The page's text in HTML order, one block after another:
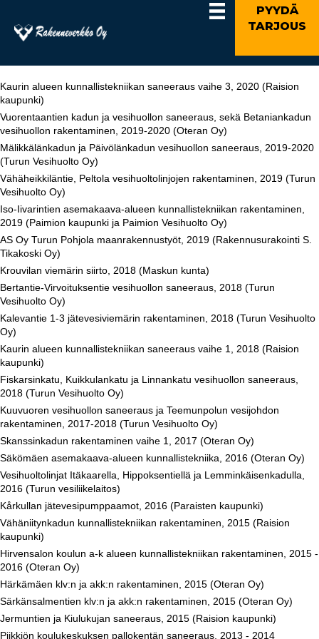
PYYDÄ
TARJOUS
Kaurin alueen kunnallistekniikan saneeraus vaihe 3, 2020 (Raision
kaupunki)
Vuorentaantien kadun ja vesihuollon saneeraus, sekä Betaniankadun
vesihuollon rakentaminen, 2019-2020 (Oteran Oy)
Mälikkälänkadun ja Päivölänkadun vesihuollon saneeraus, 2019-2020
(Turun Vesihuolto Oy)
Vähäheikkiläntie, Peltola vesihuoltolinjojen rakentaminen, 2019 (Turun
Vesihuolto Oy)
Iso-Iivarintien asemakaava-alueen kunnallistekniikan rakentaminen,
2019 (Paimion kaupunki ja Paimion Vesihuolto Oy)
AS Oy Turun Pohjola maanrakennustyöt, 2019 (Rakennusurakointi S.
Tikakoski Oy)
Krouvilan viemärin siirto, 2018 (Maskun kunta)
Bertantie-Virvoituksentie vesihuollon saneeraus, 2018 (Turun
Vesihuolto Oy)
Kalevantie 1-3 jätevesiviemärin rakentaminen, 2018 (Turun Vesihuolto
Oy)
Kaurin alueen kunnallistekniikan saneeraus vaihe 1, 2018 (Raision
kaupunki)
Fiskarsinkatu, Kuikkulankatu ja Linnankatu vesihuollon saneeraus,
2018 (Turun Vesihuolto Oy)
Kuuvuoren vesihuollon saneeraus ja Teemunpolun vesijohdon
rakentaminen, 2017-2018 (Turun Vesihuolto Oy)
Skanssinkadun rakentaminen vaihe 1, 2017 (Oteran Oy)
Säkömäen asemakaava-alueen kunnallistekniika, 2016 (Oteran Oy)
Vesihuoltolinjat Itäkaarella, Hippoksentiellä ja Lemminkäisenkadulla,
2016 (Turun vesiliikelaitos)
Kårkullan jätevesipumppaamot, 2016 (Paraisten kaupunki)
Vähäniitynkadun kunnallistekniikan rakentaminen, 2015 (Raision
kaupunki)
Hirvensalon koulun a-k alueen kunnallistekniikan rakentaminen, 2015 -
2016 (Oteran Oy)
Härkämäen klv:n ja akk:n rakentaminen, 2015 (Oteran Oy)
Särkänsalmentien klv:n ja akk:n rakentaminen, 2015 (Oteran Oy)
Jermuntien ja Kiulukujan saneeraus, 2015 (Raision kaupunki)
Piikkiön koulukeskuksen pallokentän saneeraus, 2013 - 2014